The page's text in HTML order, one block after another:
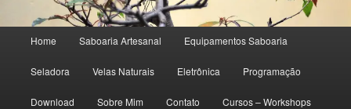
Pular para o conteúdo principal
Pular para o conteúdo secundário
Home Saboaria Artesanal Equipamentos Saboaria
Seladora Velas Naturais Eletrônica Programação
Download Sobre Mim Contato Cursos – Workshops